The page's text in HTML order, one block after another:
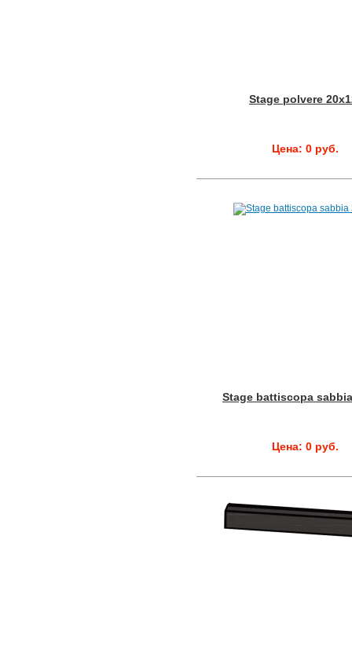
Stage polvere
Цена: 0 руб.
Stage battiscopa
Цена: 0 руб.